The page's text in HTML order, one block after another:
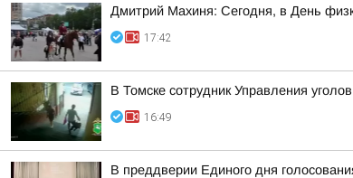
Дмитрий Махиня: Сегодня, в День
17:42
В Томске сотрудник Управления
16:49
В преддверии Единого дня